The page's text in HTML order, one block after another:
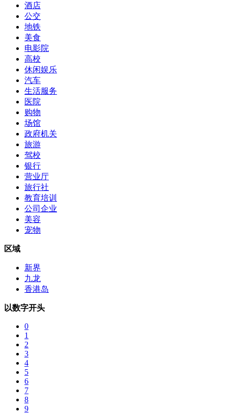
酒店
公交
地铁
美食
电影院
高校
休闲娱乐
汽车
生活服务
医院
购物
场馆
政府机关
旅游
驾校
银行
营业厅
旅行社
教育培训
公司企业
美容
宠物
区域
新界
九龙
香港岛
以数字开头
0
1
2
3
4
5
6
7
8
9